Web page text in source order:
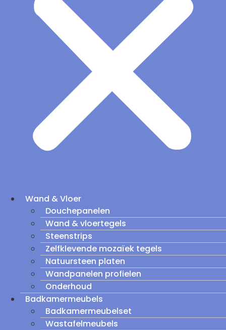
Wand & Vloer
Douchepanelen
Wand & vloertegels
Steenstrips
Zelfklevende mozaïek tegels
Natuursteen platen
Wandpanelen profielen
Onderhoud
Badkamermeubels
Badkamermeubelset
Wastafelmeubels